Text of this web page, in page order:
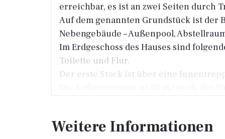
erreichbar, es ist an zwei Seiten durch
Auf dem genannten Grundstück ist der
Nebengebäude – Außenpool,
Im Erdgeschoss des Hauses sind
Toilette und Flur.
Der erste Stock ist über eine
Versorgungsbeiträge, vorbereitete und
Weitere Informationen